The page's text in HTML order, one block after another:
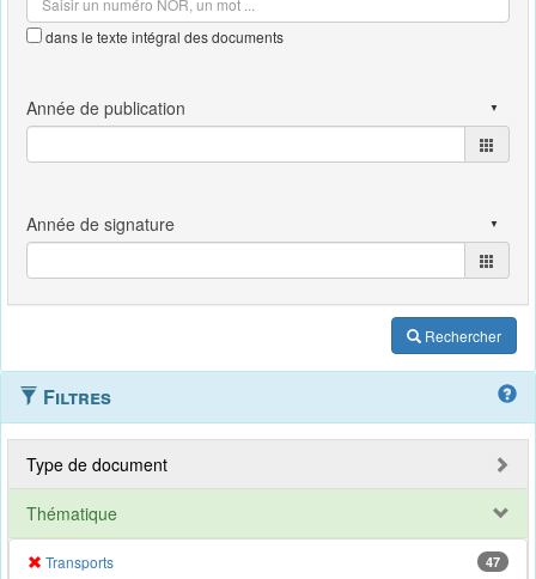
dans le texte intégral des documents
Rechercher
Filtres
Type de document
Thématique
Transports 47